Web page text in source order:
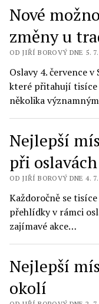
Nové
změny u
OD JIŘÍ BOROVÝ DNE 5.
Oslavy 4. července
které přitahují tisíce
několika
Nejlepší
při
OD JIŘÍ BOROVÝ DNE 4.
Každoročně se
přehlídky v rámci
zajímavé akce…
Nejlepší
okolí